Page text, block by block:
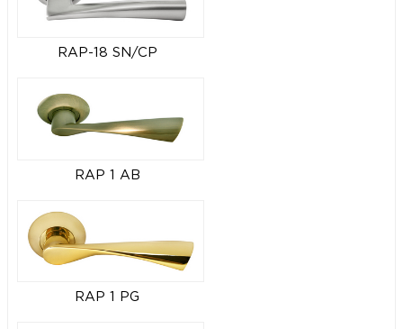
RAP-18 SN/CP
RAP 1 AB
RAP 1 PG